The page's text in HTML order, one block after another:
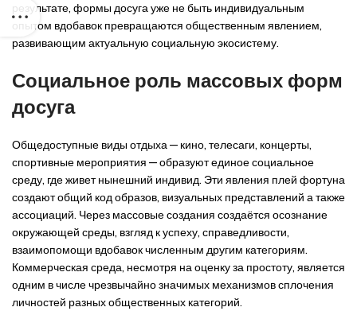
результате, формы досуга уже не быть индивидуальным
опытом вдобавок превращаются общественным явлением,
развивающим актуальную социальную экосистему.
Социальное роль массовых форм
досуга
Общедоступные виды отдыха — кино, телесаги, концерты,
спортивные мероприятия — образуют единое социальное
среду, где живет нынешний индивид. Эти явления плей фортуна
создают общий код образов, визуальных представлений а также
ассоциаций. Через массовые создания создаётся осознание
окружающей среды, взгляд к успеху, справедливости,
взаимопомощи вдобавок численным другим категориям.
Коммерческая среда, несмотря на оценку за простоту, является
одним в числе чрезвычайно значимых механизмов сплочения
личностей разных общественных категорий.